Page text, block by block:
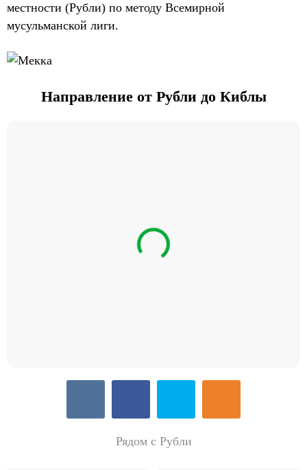
местности (Рубли) по методу Всемирной
мусульманской лиги.
Направление от Рубли до Киблы
Рядом с Рубли